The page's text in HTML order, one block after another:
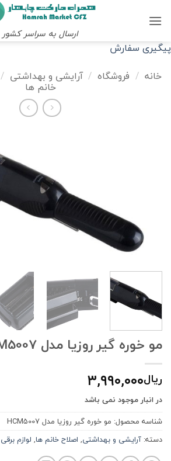
ارسال به سراسر کشور
پیگیری سفارش
خانه / فروشگاه / آرایشی و بهداشتی /
خانم ها
مو خوره گیر روزیا مدل HCM5007
ریال۳,۹۹۰,۰۰۰
در انبار موجود نمی باشد
شناسه محصول: مو خوره گیر روزیا مدل HCM5007
دسته: آرایشی و بهداشتی, اصلاح خانم ها, لوازم برقی